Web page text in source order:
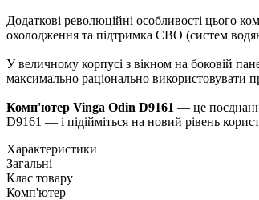
Додаткові революційні особливості цього
охолодження та підтримка СВО (систем
У величному корпусі з вікном на боковій
максимально раціонально використовувати
Комп'ютер Vinga Odin D9161 — це
D9161 — і підійміться на новий рівень
Характеристики
Загальні
Клас товару
Комп'ютер